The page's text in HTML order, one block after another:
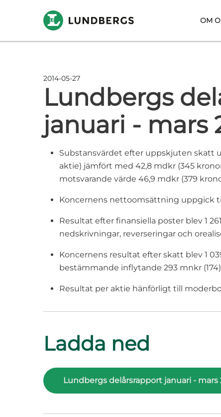
OM
2014-05-27
Lundbergs
januari - mars
Substansvärdet efter uppskjuten skatt
aktie) jämfört med 42,8 mdkr (345
motsvarande värde 46,9 mdkr (379
Koncernens nettoomsättning uppgick
Resultat efter finansiella poster blev 1
nedskrivningar, reverseringar och
Koncernens resultat efter skatt blev 1
bestämmande inflytande 293 mnkr
Resultat per aktie hänförligt till
Ladda ned
Lundbergs delårsrapport januari - mars